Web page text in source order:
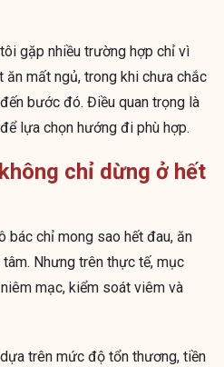
gặp nhiều trường hợp chỉ vì
ăn mất ngủ, trong khi chưa chắc
bước đó. Điều quan trọng là
lựa chọn hướng đi phù hợp.
chỉ dừng ở hết
bác chỉ mong sao hết đau, ăn
Nhưng trên thực tế, mục
mạc, kiểm soát viêm và
trên mức độ tổn thương, tiền